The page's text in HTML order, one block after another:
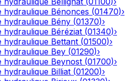
hydraulique Bénonces (01470)›
hydraulique Bény (01370)›
hydraulique Béréziat (01340)›
hydraulique Bettant (01500)›
hydraulique Bey (01290)›
hydraulique Beynost (01700)›
hydraulique Billiat (01200)›